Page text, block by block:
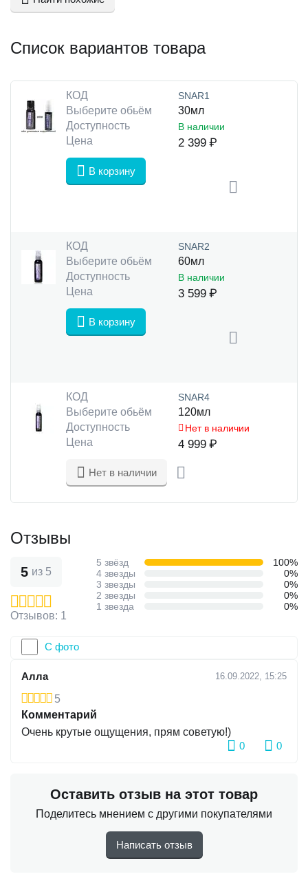
Список вариантов товара
КОД SNAR1
Выберите обьём
30мл
Доступность
В наличии
Цена 2 399 ₽
В корзину
КОД SNAR2
Выберите обьём
60мл
Доступность
В наличии
Цена 3 599 ₽
В корзину
КОД SNAR4
Выберите обьём
120мл
Доступность
Нет в наличии
Цена 4 999 ₽
Нет в наличии
Отзывы
5 из 5
Отзывов: 1
5 звёзд
100%
4 звезды
0%
3 звезды
0%
2 звезды
0%
1 звезда
0%
С фото
Алла 16.09.2022, 15:25
5
Комментарий
Очень крутые ощущения, прям советую!)
0
0
Оставить отзыв на этот товар
Поделитесь мнением с другими покупателями
Написать отзыв